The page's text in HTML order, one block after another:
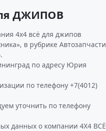
ДЖИПОВ
4х4 всё для джипов
в рубрике Автозапчасти
по адресу Юрия
по телефону +7(4012)
уточнить по телефону
данных о компании 4Х4 ВСЁ